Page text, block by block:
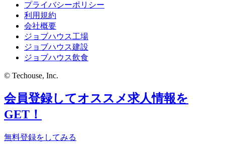
プライバシーポリシー
利用規約
会社概要
ジョブハウス工場
ジョブハウス建設
ジョブハウス飲食
© Techouse, Inc.
会員登録してオススメ求人情報を
GET！
無料登録をしてみる